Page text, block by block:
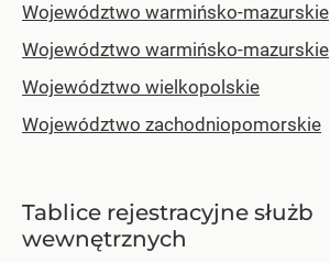
Województwo warmińsko-mazurskie
Województwo warmińsko-mazurskie
Województwo wielkopolskie
Województwo zachodniopomorskie
Tablice rejestracyjne służb
wewnętrznych